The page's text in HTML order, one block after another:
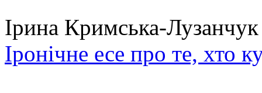
Ірина Кримська-Лузанчук
Іронічне есе про те, хто